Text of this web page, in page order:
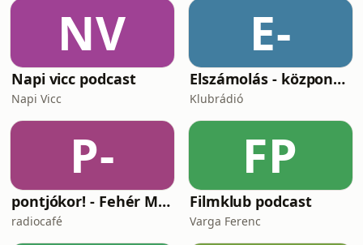
NV
Napi vicc podcast
Napi Vicc
E-
Elszámolás - központosítás, lojalitás és a függetlenség ára
Klubrádió
P-
pontjókor! - Fehér Mariannal
radiocafé
FP
Filmklub podcast
Varga Ferenc